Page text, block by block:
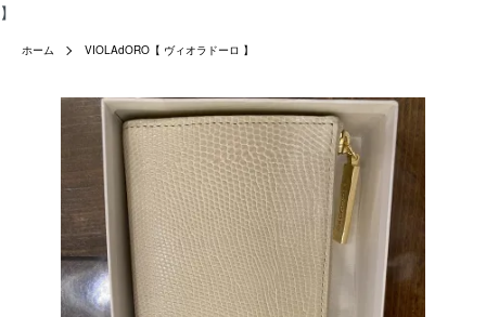
】
ホーム VIOLAdORO【 ヴィオラドーロ 】